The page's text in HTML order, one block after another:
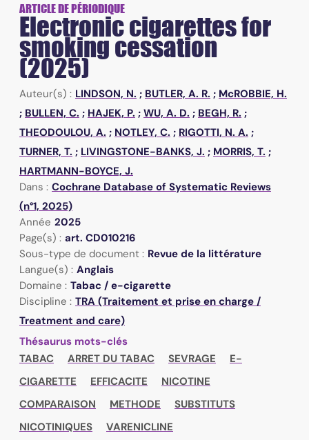
ARTICLE DE PÉRIODIQUE
Electronic cigarettes for
smoking cessation
(2025)
Auteur(s) : LINDSON, N. ; BUTLER, A. R. ; McROBBIE, H.
; BULLEN, C. ; HAJEK, P. ; WU, A. D. ; BEGH, R. ;
THEODOULOU, A. ; NOTLEY, C. ; RIGOTTI, N. A. ;
TURNER, T. ; LIVINGSTONE-BANKS, J. ; MORRIS, T. ;
HARTMANN-BOYCE, J.
Dans : Cochrane Database of Systematic Reviews
(n°1, 2025)
Année 2025
Page(s) : art. CD010216
Sous-type de document : Revue de la littérature
Langue(s) : Anglais
Domaine : Tabac / e-cigarette
Discipline : TRA (Traitement et prise en charge /
Treatment and care)
Thésaurus mots-clés
TABAC
ARRET DU TABAC SEVRAGE
E-
CIGARETTE
EFFICACITE
NICOTINE
COMPARAISON
METHODE
SUBSTITUTS
NICOTINIQUES
VARENICLINE